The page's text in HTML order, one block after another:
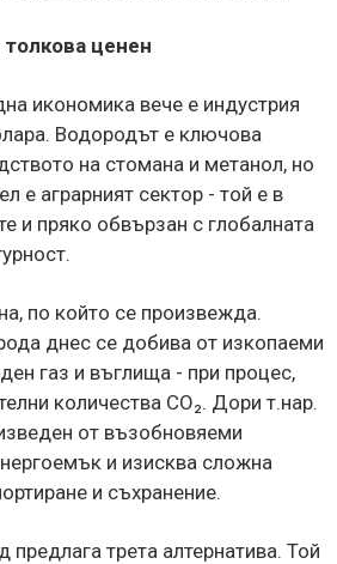
ценен
икономика вече е индустрия
Водородът е ключова
на стомана и метанол, но
е аграрният сектор - той е в
и пряко обвързан с глобалната
по който се произвежда.
днес се добива от изкопаеми
газ и въглища - при процес,
количества CO₂. Дори т.нар.
от възобновяеми
и изисква сложна
и съхранение.
трета алтернатива. Той